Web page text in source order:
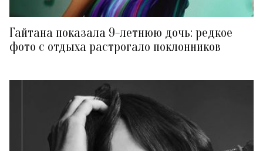
Гайтана показала 9-летнюю дочь: редкое
фото с отдыха растрогало поклонников